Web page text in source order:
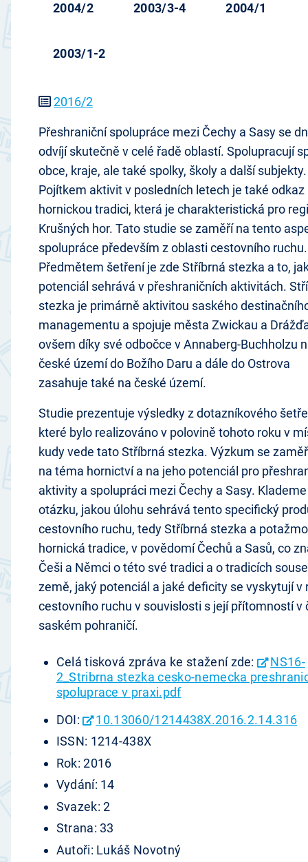
2004/2 2003/3-4 2004/1
2003/1-2
2016/2
Přeshraniční spolupráce mezi Čechy a Sasy se
odvíjí skutečně v celé řadě oblastí. Spolupracují
obce, kraje, ale také spolky, školy a další subjekty.
Pojítkem aktivit v posledních letech je také odkaz
hornickou tradici, která je charakteristická pro
Krušných hor. Tato studie se zaměří na tento
spolupráce především z oblasti cestovního ruchu.
Předmětem šetření je zde Stříbrná stezka a to,
potenciál sehrává v přeshraničních aktivitách.
stezka je primárně aktivitou saského
managementu a spojuje města Zwickau a
ovšem díky své odbočce v Annaberg-Buchholzu
české území do Božího Daru a dále do Ostrova
zasahuje také na české území.
Studie prezentuje výsledky z dotazníkového
které bylo realizováno v polovině tohoto roku v
kudy vede tato Stříbrná stezka. Výzkum se
na téma hornictví a na jeho potenciál pro
aktivity a spolupráci mezi Čechy a Sasy.
otázku, jakou úlohu sehrává tento specifický
cestovního ruchu, tedy Stříbrná stezka a potažmo
hornická tradice, v povědomí Čechů a Sasů, co
Češi a Němci o této své tradici a o tradicích
země, jaký potenciál a jaké deficity se vyskytují v
cestovního ruchu v souvislosti s její přítomností v
saském pohraničí.
Celá tisková zpráva ke stažení zde:
NS16-
2_Stribrna stezka cesko-nemecka
spoluprace v praxi.pdf
DOI:
10.13060/1214438X.2016.2.14.316
ISSN: 1214-438X
Rok: 2016
Vydání: 14
Svazek: 2
Strana: 33
Autoři: Lukáš Novotný